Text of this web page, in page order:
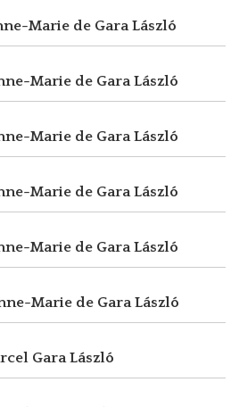
Marie de Gara László
Marie de Gara László
Marie de Gara László
Marie de Gara László
Marie de Gara László
Marie de Gara László
Gara László